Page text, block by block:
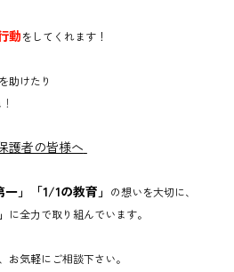
動をしてくれます！
助けたり
護者の皆様へ
一」「1/1の教育」 の想いを大切に、
に全力で取り組んでいます。
お気軽にご相談下さい。